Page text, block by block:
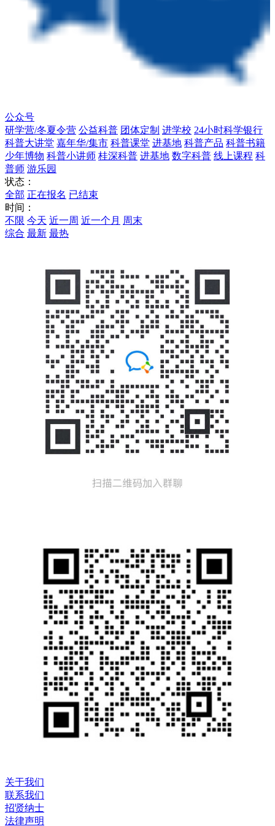
公众号
研学营/冬夏令营 公益科普 团体定制 进学校 24小时科学银行
科普大讲堂 嘉年华/集市 科普课堂 进基地 科普产品 科普书籍
少年博物 科普小讲师 桂深科普 进基地 数字科普 线上课程 科
普师 游乐园
状态：
全部 正在报名 已结束
时间：
不限 今天 近一周 近一个月 周末
综合 最新 最热
关于我们
联系我们
招贤纳士
法律声明